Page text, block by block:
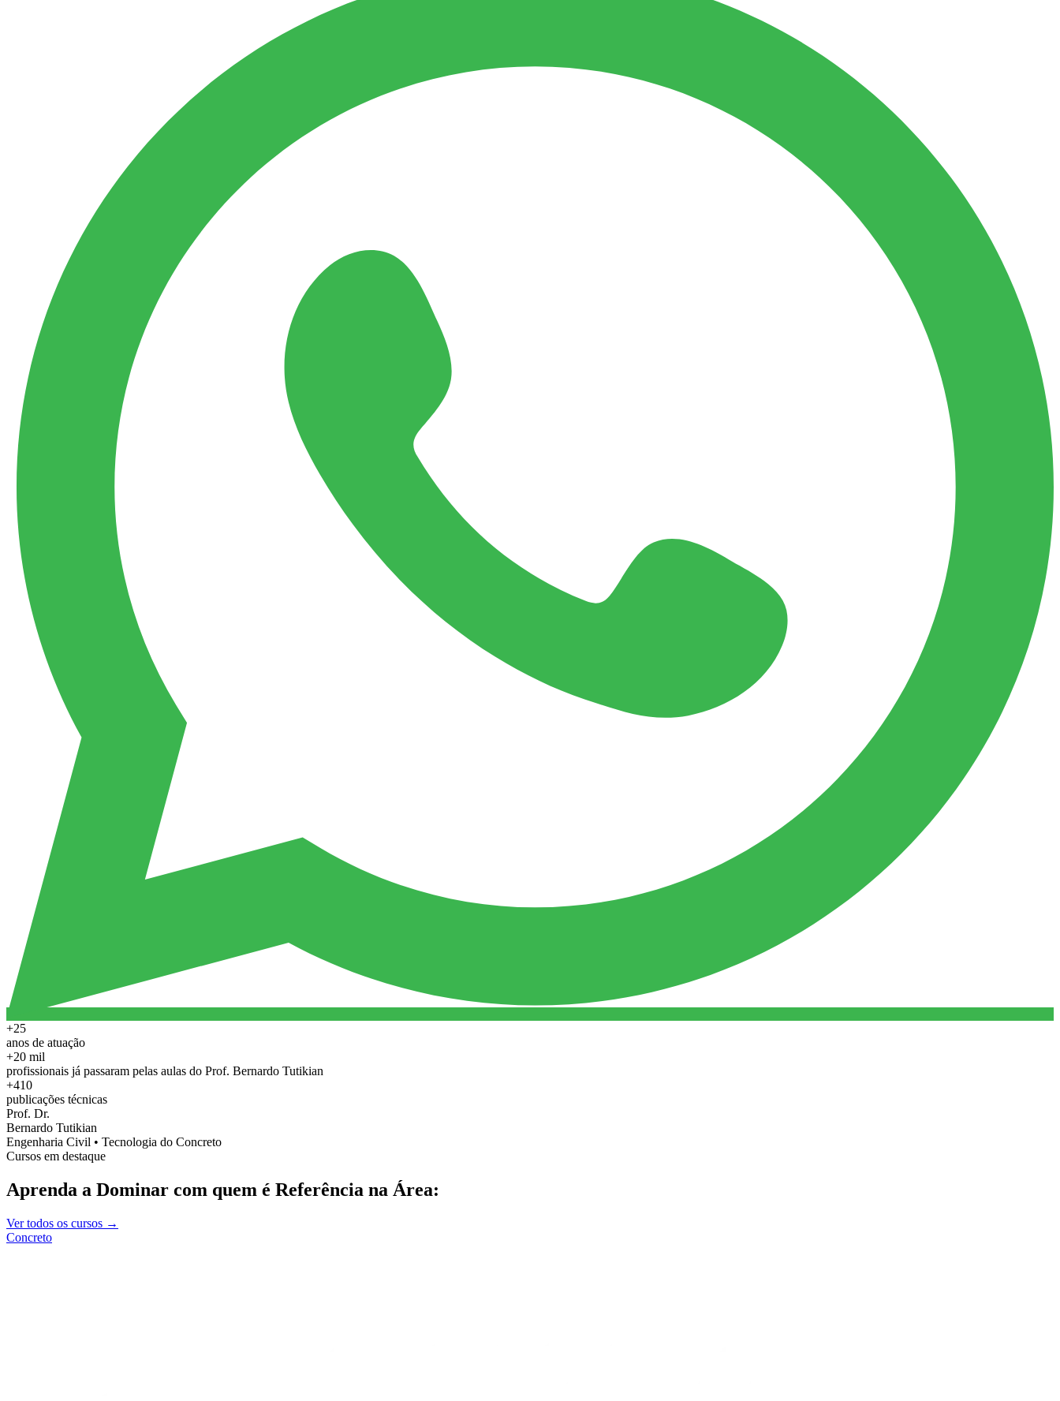
+25
anos de atuação
+20 mil
profissionais já passaram pelas aulas do Prof. Bernardo Tutikian
+410
publicações técnicas
Prof. Dr.
Bernardo Tutikian
Engenharia Civil • Tecnologia do Concreto
Cursos em destaque
Aprenda a Dominar com quem é Referência na Área:
Ver todos os cursos →
Concreto